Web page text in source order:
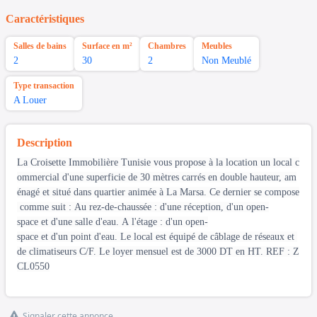
Caractéristiques
Salles de bains
2
Surface en m²
30
Chambres
2
Meubles
Non Meublé
Type transaction
A Louer
Description
La Croisette Immobilière Tunisie vous propose à la location un local c
ommercial d'une superficie de 30 mètres carrés en double hauteur, am
énagé et situé dans quartier animée à La Marsa. Ce dernier se compose
comme suit : Au rez-de-chaussée : d'une réception, d'un open-
space et d'une salle d'eau. A l'étage : d'un open-
space et d'un point d'eau. Le local est équipé de câblage de réseaux et
de climatiseurs C/F. Le loyer mensuel est de 3000 DT en HT. REF : Z
CL0550